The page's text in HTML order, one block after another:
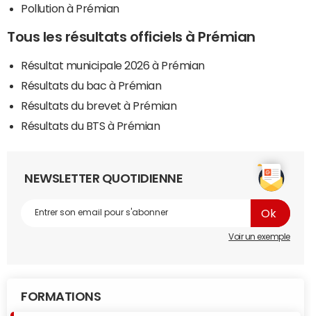
Pollution à Prémian
Tous les résultats officiels à Prémian
Résultat municipale 2026 à Prémian
Résultats du bac à Prémian
Résultats du brevet à Prémian
Résultats du BTS à Prémian
NEWSLETTER QUOTIDIENNE
Voir un exemple
FORMATIONS